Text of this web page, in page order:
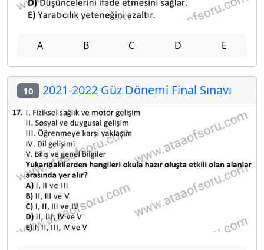
A B C D E
10 2021-2022 Güz Dönemi Final Sınavı